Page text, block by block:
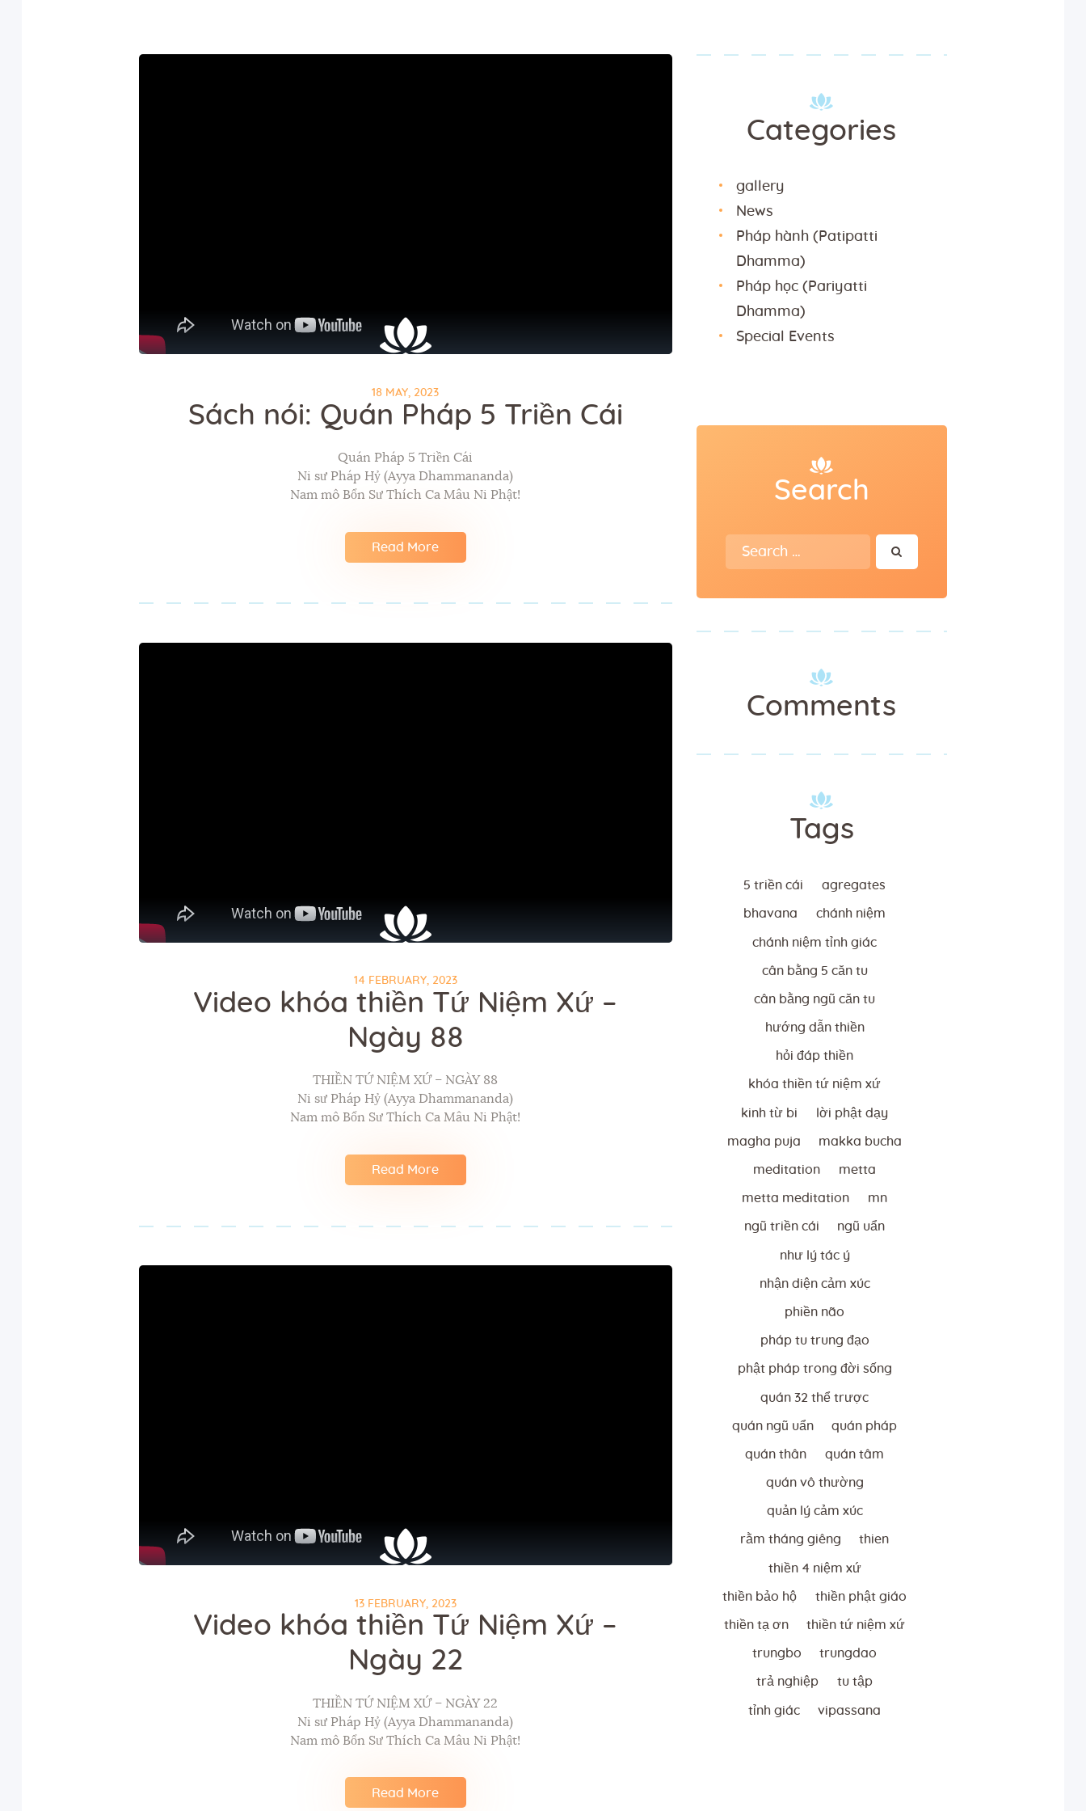
18 MAY, 2023
Sách nói: Quán Pháp 5 Triền Cái
Quán Pháp 5 Triền Cái
Ni sư Pháp Hỷ (Ayya Dhammananda)
Nam mô Bổn Sư Thích Ca Mâu Ni Phật!
Read More
14 FEBRUARY, 2023
Video khóa thiền Tứ Niệm Xứ –
Ngày 88
THIỀN TỨ NIỆM XỨ – NGÀY 88
Ni sư Pháp Hỷ (Ayya Dhammananda)
Nam mô Bổn Sư Thích Ca Mâu Ni Phật!
Read More
13 FEBRUARY, 2023
Video khóa thiền Tứ Niệm Xứ –
Ngày 22
THIỀN TỨ NIỆM XỨ – NGÀY 22
Ni sư Pháp Hỷ (Ayya Dhammananda)
Nam mô Bổn Sư Thích Ca Mâu Ni Phật!
Read More
Categories
gallery
News
Pháp hành (Patipatti
Dhamma)
Pháp học (Pariyatti
Dhamma)
Special Events
Search
Search
for:
Comments
Tags
5 triền cái agregates
bhavana chánh niệm
chánh niệm tỉnh giác
cân bằng 5 căn tu
cân bằng ngũ căn tu
hướng dẫn thiền
hỏi đáp thiền
khóa thiền tứ niệm xứ
kinh từ bi lời phật dạy
magha puja makka bucha
meditation metta
metta meditation mn
ngũ triền cái ngũ uẩn
như lý tác ý
nhận diện cảm xúc
phiền não
pháp tu trung đạo
phật pháp trong đời sống
quán 32 thể trược
quán ngũ uẩn quán pháp
quán thân quán tâm
quán vô thường
quản lý cảm xúc
rằm tháng giêng thien
thiền 4 niệm xứ
thiền bảo hộ thiền phật giáo
thiền tạ ơn thiền tứ niệm xứ
trungbo trungdao
trả nghiệp tu tập
tỉnh giác vipassana